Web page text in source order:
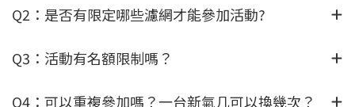
Q2：是否有限定哪些濾網才能參加活動?
Q3：活動有名額限制嗎？
Q4：可以重複參加嗎？一台新氣几可以換幾次？